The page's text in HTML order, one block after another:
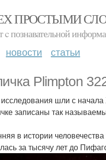
ПРОСТЫМИ
познавательной
новости статьи
Plimpton
шли с
записаны так
в истории
за тысячу лет до